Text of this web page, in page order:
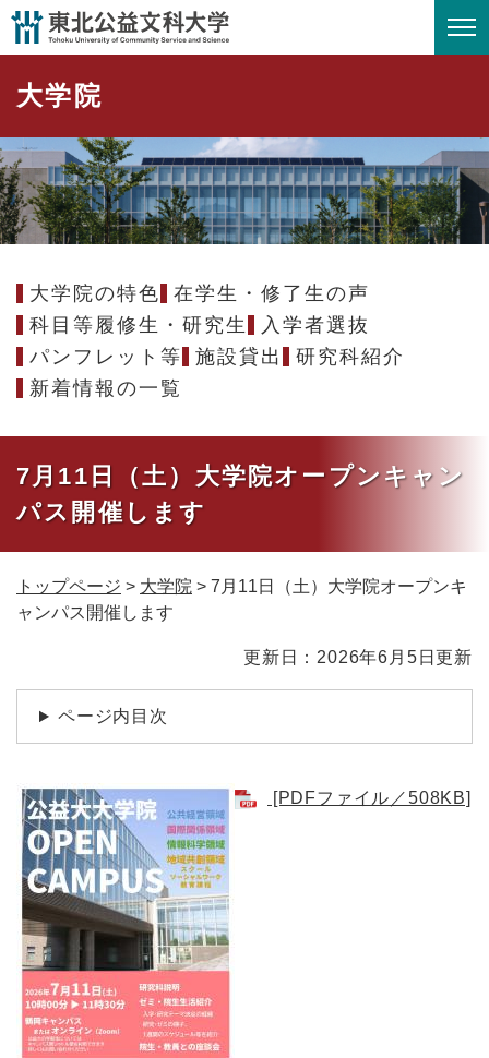
ペ
頭
で
す
。
メニューを飛ばして本文へ
大学院
大学院の特色
在学生・修了生の声
科目等履修生・研究生
入学者選抜
パンフレット等
施設貸出
研究科紹介
新着情報の一覧
7月11日（土）大学院オープンキャン
パス開催します
トップページ > 大学院 > 7月11日（土）大学院オープンキ
ャンパス開催します
文
更新日：2026年6月5日更新
ページ内目次
[PDFファイル／508KB]